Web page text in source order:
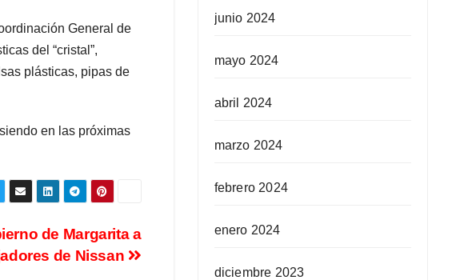
General de
del “cristal”,
plásticas, pipas de
en las próximas
de Margarita a
de Nissan
junio 2024
mayo 2024
abril 2024
marzo 2024
febrero 2024
enero 2024
diciembre 2023